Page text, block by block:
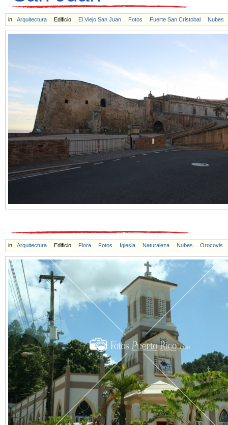
in Arquitectura Edificio El Viejo San Juan Fotos Fuerte San Cristobal Nubes
in Arquitectura Edificio Flora Fotos Iglesia Naturaleza Nubes Orocovis